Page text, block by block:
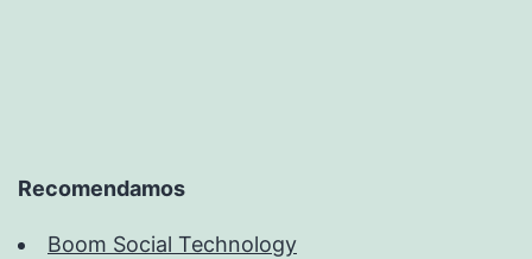
Recomendamos
Boom Social Technology